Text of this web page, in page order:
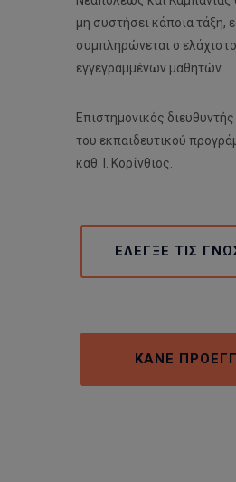
μη συστήσει κάποια τάξη,
συμπληρώνεται ο
εγγεγραμμένων μαθητών.
Επιστημονικός
του εκπαιδευτικού
καθ. Ι. Κορίνθιος.
ΕΛΕΓΞΕ ΤΙΣ
ΚΑΝΕ